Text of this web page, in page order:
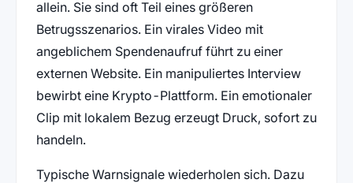
allein. Sie sind oft Teil eines größeren
Betrugsszenarios. Ein virales Video mit
angeblichem Spendenaufruf führt zu einer
externen Website. Ein manipuliertes Interview
bewirbt eine Krypto-Plattform. Ein emotionaler
Clip mit lokalem Bezug erzeugt Druck, sofort zu
handeln.
Typische Warnsignale wiederholen sich. Dazu